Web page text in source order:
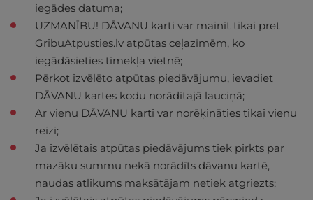
iegādes datuma;
UZMANĪBU! DĀVANU karti var mainīt tikai pret
GribuAtpusties.lv atpūtas ceļazīmēm, ko
iegādāsieties tīmekļa vietnē;
Pērkot izvēlēto atpūtas piedāvājumu, ievadiet
DĀVANU kartes kodu norādītajā lauciņā;
Ar vienu DĀVANU karti var norēķināties tikai vienu
reizi;
Ja izvēlētais atpūtas piedāvājums tiek pirkts par
mazāku summu nekā norādīts dāvanu kartē,
naudas atlikums maksātājam netiek atgriezts;